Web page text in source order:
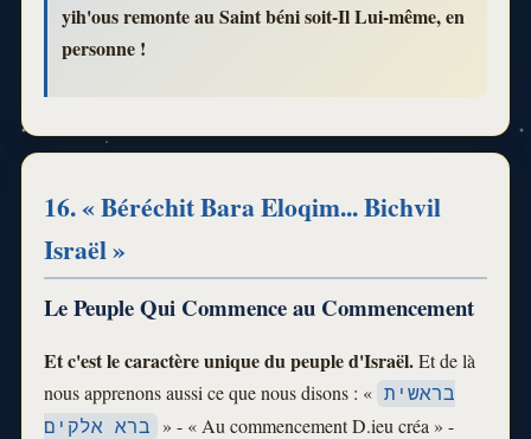
yih'ous remonte au Saint béni soit-Il Lui-même, en
personne !
16. « Béréchit Bara Eloqim... Bichvil
Israël »
Le Peuple Qui Commence au Commencement
Et c'est le caractère unique du peuple d'Israël.Et de là
nous apprenons aussi ce que nous disons : « בראשית
ברא אלקים
» - « Au commencement D.ieu créa » -